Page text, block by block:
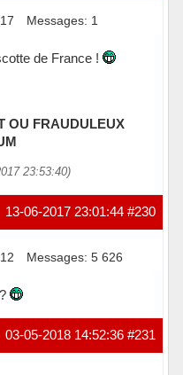
Messages: 1
de France !
OU FRAUDULEUX
23:53:40)
#230
13-06-2017 23:01:44
Messages: 5 626
#231
03-05-2018 14:52:36